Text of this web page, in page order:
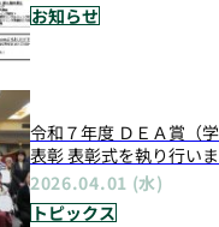
お知らせ
令和７年度 ＤＥＡ賞（
表彰 表彰式を執り行い
2026.04.01 (水)
トピックス